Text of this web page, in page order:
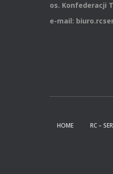
os. Konfederacji
e-mail:
HOME RC –